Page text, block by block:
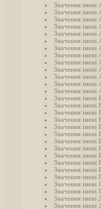
Значення імені
Значення імені
Значення імені
Значення імені
Значення імені
Значення імені
Значення імені
Значення імені
Значення імені
Значення імені
Значення імені
Значення імені
Значення імені
Значення імені
Значення імені
Значення імені
Значення імені
Значення імені
Значення імені
Значення імені
Значення імені
Значення імені
Значення імені
Значення імені
Значення імені
Значення імені
Значення імені
Значення імені
Значення імені